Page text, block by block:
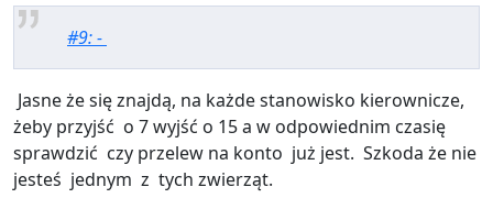
#9: -
Jasne że się znajdą, na każde stanowisko kierownicze,
żeby przyjść o 7 wyjść o 15 a w odpowiednim czasię
sprawdzić czy przelew na konto już jest. Szkoda że nie
jesteś jednym z tych zwierząt.